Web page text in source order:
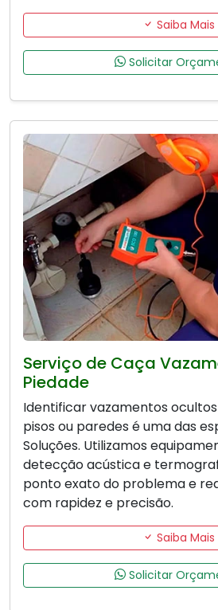
Saiba Mais
Solicitar
Serviço de Caça
Piedade
Identificar vazamentos
pisos ou paredes é uma das
Soluções. Utilizamos
detecção acústica e
ponto exato do problema e
com rapidez e precisão.
Saiba Mais
Solicitar